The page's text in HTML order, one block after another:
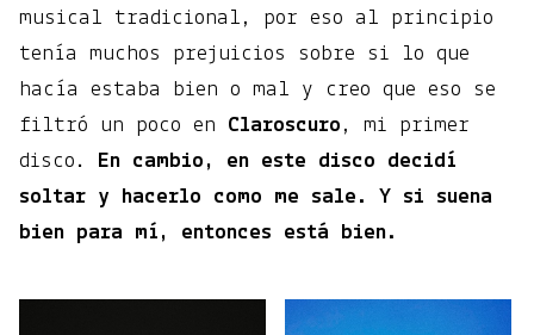
musical tradicional, por eso al principio
tenía muchos prejuicios sobre si lo que
hacía estaba bien o mal y creo que eso se
filtró un poco en
Claroscuro , mi primer
disco.
En cambio, en este disco decidí
soltar y hacerlo como me sale. Y si suena
bien para mí, entonces está bien.